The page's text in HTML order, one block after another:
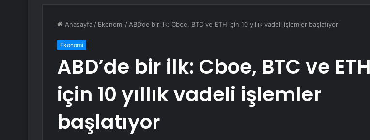
Anasayfa / Ekonomi / ABD’de bir ilk: Cboe, BTC ve ETH için 10 yıllık vadeli işlemler başlatıyor
Ekonomi
ABD’de bir ilk: Cboe, BTC ve ETH
için 10 yıllık vadeli işlemler
başlatıyor